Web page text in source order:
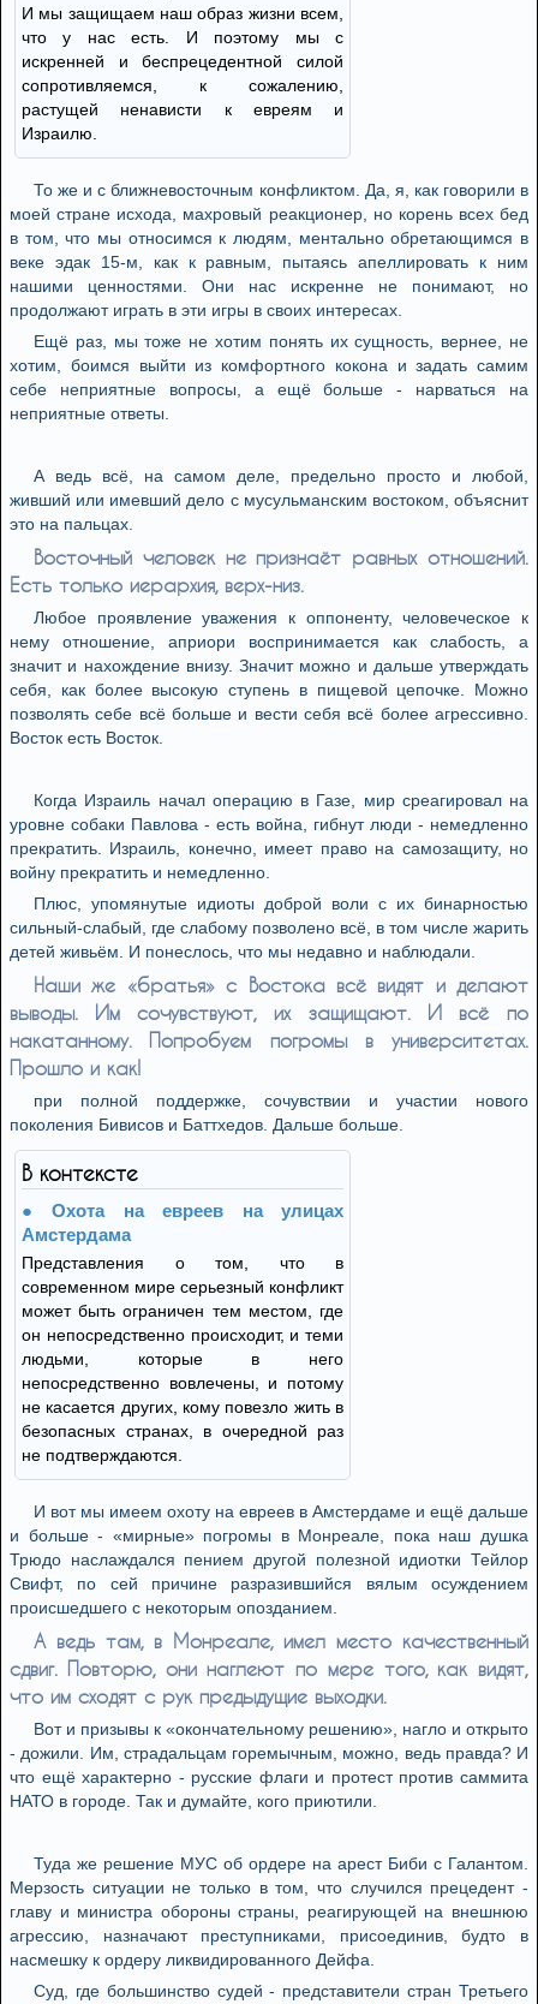
И мы защищаем наш образ жизни всем,
что у нас есть. И поэтому мы с
искренней и беспрецедентной силой
сопротивляемся, к сожалению,
растущей ненависти к евреям и
Израилю.
То же и с ближневосточным конфликтом. Да, я, как говорили в
моей стране исхода, махровый реакционер, но корень всех бед
в том, что мы относимся к людям, ментально обретающимся в
веке эдак 15-м, как к равным, пытаясь апеллировать к ним
нашими ценностями. Они нас искренне не понимают, но
продолжают играть в эти игры в своих интересах.
Ещё раз, мы тоже не хотим понять их сущность, вернее, не
хотим, боимся выйти из комфортного кокона и задать самим
себе неприятные вопросы, а ещё больше - нарваться на
неприятные ответы.
А ведь всё, на самом деле, предельно просто и любой,
живший или имевший дело с мусульманским востоком, объяснит
это на пальцах.
Восточный человек не признаёт равных отношений.
Есть только иерархия, верх-низ.
Любое проявление уважения к оппоненту, человеческое к
нему отношение, априори воспринимается как слабость, а
значит и нахождение внизу. Значит можно и дальше утверждать
себя, как более высокую ступень в пищевой цепочке. Можно
позволять себе всё больше и вести себя всё более агрессивно.
Восток есть Восток.
Когда Израиль начал операцию в Газе, мир среагировал на
уровне собаки Павлова - есть война, гибнут люди - немедленно
прекратить. Израиль, конечно, имеет право на самозащиту, но
войну прекратить и немедленно.
Плюс, упомянутые идиоты доброй воли с их бинарностью
сильный-слабый, где слабому позволено всё, в том числе жарить
детей живьём. И понеслось, что мы недавно и наблюдали.
Наши же «братья» с Востока всё видят и делают
выводы. Им сочувствуют, их защищают. И всё по
накатанному. Попробуем погромы в университетах.
Прошло и как!
при полной поддержке, сочувствии и участии нового
поколения Бивисов и Баттхедов. Дальше больше.
В контексте
Охота на евреев на улицах
Амстердама
Представления о том, что в
современном мире серьезный конфликт
может быть ограничен тем местом, где
он непосредственно происходит, и теми
людьми, которые в него
непосредственно вовлечены, и потому
не касается других, кому повезло жить в
безопасных странах, в очередной раз
не подтверждаются.
И вот мы имеем охоту на евреев в Амстердаме и ещё дальше
и больше - «мирные» погромы в Монреале, пока наш душка
Трюдо наслаждался пением другой полезной идиотки Тейлор
Свифт, по сей причине разразившийся вялым осуждением
происшедшего с некоторым опозданием.
А ведь там, в Монреале, имел место качественный
сдвиг. Повторю, они наглеют по мере того, как видят,
что им сходят с рук предыдущие выходки.
Вот и призывы к «окончательному решению», нагло и открыто
- дожили. Им, страдальцам горемычным, можно, ведь правда? И
что ещё характерно - русские флаги и протест против саммита
НАТО в городе. Так и думайте, кого приютили.
Туда же решение МУС об ордере на арест Биби с Галантом.
Мерзость ситуации не только в том, что случился прецедент -
главу и министра обороны страны, реагирующей на внешнюю
агрессию, назначают преступниками, присоединив, будто в
насмешку к ордеру ликвидированного Дейфа.
Суд, где большинство судей - представители стран Третьего